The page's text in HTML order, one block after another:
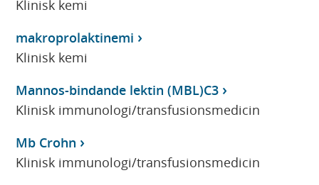
Klinisk kemi
makroprolaktinemi
Klinisk kemi
Mannos-bindande lektin (MBL)C3
Klinisk immunologi/transfusionsmedicin
Mb Crohn
Klinisk immunologi/transfusionsmedicin